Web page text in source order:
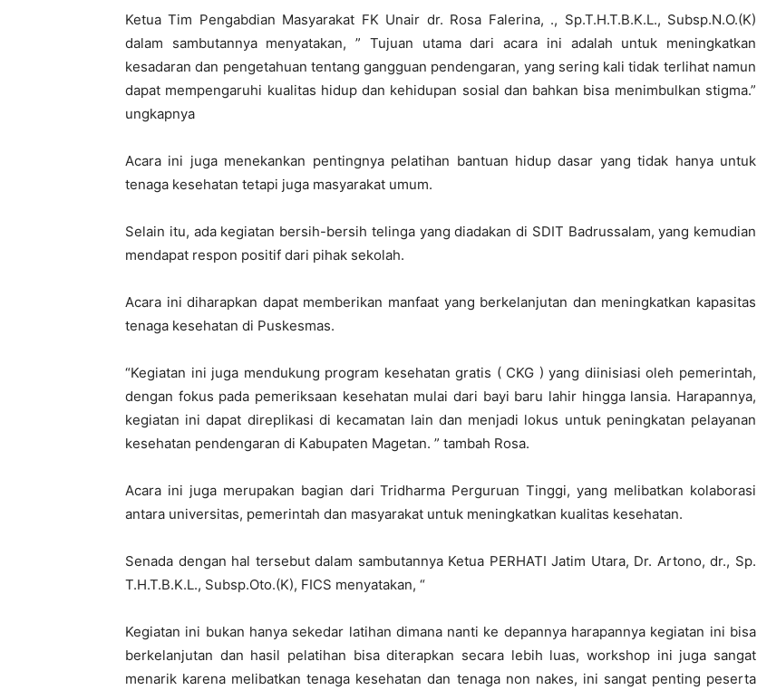
Ketua Tim Pengabdian Masyarakat FK Unair dr. Rosa Falerina, ., Sp.T.H.T.B.K.L., Subsp.N.O.(K)
dalam sambutannya menyatakan, ” Tujuan utama dari acara ini adalah untuk meningkatkan
kesadaran dan pengetahuan tentang gangguan pendengaran, yang sering kali tidak terlihat namun
dapat mempengaruhi kualitas hidup dan kehidupan sosial dan bahkan bisa menimbulkan stigma.”
ungkapnya
Acara ini juga menekankan pentingnya pelatihan bantuan hidup dasar yang tidak hanya untuk
tenaga kesehatan tetapi juga masyarakat umum.
Selain itu, ada kegiatan bersih-bersih telinga yang diadakan di SDIT Badrussalam, yang kemudian
mendapat respon positif dari pihak sekolah.
Acara ini diharapkan dapat memberikan manfaat yang berkelanjutan dan meningkatkan kapasitas
tenaga kesehatan di Puskesmas.
“Kegiatan ini juga mendukung program kesehatan gratis ( CKG ) yang diinisiasi oleh pemerintah,
dengan fokus pada pemeriksaan kesehatan mulai dari bayi baru lahir hingga lansia. Harapannya,
kegiatan ini dapat direplikasi di kecamatan lain dan menjadi lokus untuk peningkatan pelayanan
kesehatan pendengaran di Kabupaten Magetan. ” tambah Rosa.
Acara ini juga merupakan bagian dari Tridharma Perguruan Tinggi, yang melibatkan kolaborasi
antara universitas, pemerintah dan masyarakat untuk meningkatkan kualitas kesehatan.
Senada dengan hal tersebut dalam sambutannya Ketua PERHATI Jatim Utara, Dr. Artono, dr., Sp.
T.H.T.B.K.L., Subsp.Oto.(K), FICS menyatakan, “
Kegiatan ini bukan hanya sekedar latihan dimana nanti ke depannya harapannya kegiatan ini bisa
berkelanjutan dan hasil pelatihan bisa diterapkan secara lebih luas, workshop ini juga sangat
menarik karena melibatkan tenaga kesehatan dan tenaga non nakes, ini sangat penting peserta